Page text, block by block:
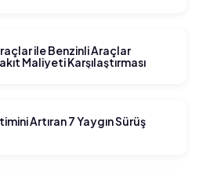
ile Benzinli Araçlar
Maliyeti Karşılaştırması
Artıran 7 Yaygın Sürüş